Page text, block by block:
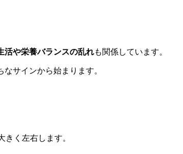
活や栄養バランスの乱れも関係しています。
サインから始まります。
く左右します。